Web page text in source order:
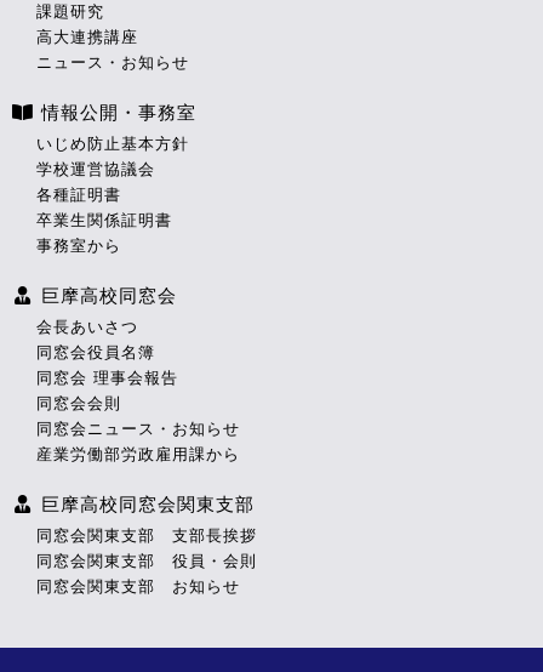
課題研究
高大連携講座
ニュース・お知らせ
情報公開・事務室
いじめ防止基本方針
学校運営協議会
各種証明書
卒業生関係証明書
事務室から
巨摩高校同窓会
会長あいさつ
同窓会役員名簿
同窓会 理事会報告
同窓会会則
同窓会ニュース・お知らせ
産業労働部労政雇用課から
巨摩高校同窓会関東支部
同窓会関東支部 支部長挨拶
同窓会関東支部 役員・会則
同窓会関東支部 お知らせ